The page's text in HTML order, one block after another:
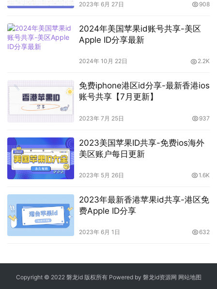
2023年 6月 27日 908
2024年美国苹果id账号共享-美区
Apple ID分享最新
2024年 10月 22日 2.2K
免费iphone港区id分享-最新香港ios
账号共享【7月更新】
2023年 7月 25日 937
2023美国苹果ID共享-免费ios海外
美区账户每日更新
2023年 5月 26日 1.6K
2023年最新香港苹果id共享-港区免
费Apple ID分享
2023年 6月 1日 632
Copyright © 2022 磐龙id 版权所有 Powered by 磐龙id资源网 网站地图